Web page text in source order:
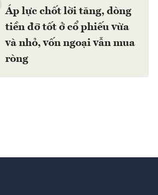
Áp lực chốt lời tăng, dòng
tiền đỡ tốt ở cổ phiếu vừa
và nhỏ, vốn ngoại vẫn mua
ròng